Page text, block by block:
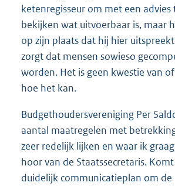
ketenregisseur om met een
bekijken wat uitvoerbaar is, maar
op zijn plaats dat hij hier
zorgt dat mensen sowieso
worden. Het is geen kwestie van
hoe het kan.
Budgethoudersvereniging Per
aantal maatregelen met
zeer redelijk lijken en waar ik
hoor van de Staatssecretaris.
duidelijk communicatieplan om de